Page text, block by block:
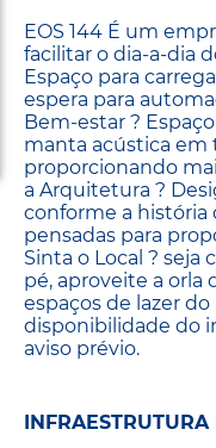
EOS 144 É um
facilitar o dia-a-dia
Espaço para
espera para
Bem-estar ?
manta acústica em
proporcionando
a Arquitetura ?
conforme a história
pensadas para
Sinta o Local ? seja
pé, aproveite a orla
espaços de lazer do
disponibilidade do
aviso prévio.